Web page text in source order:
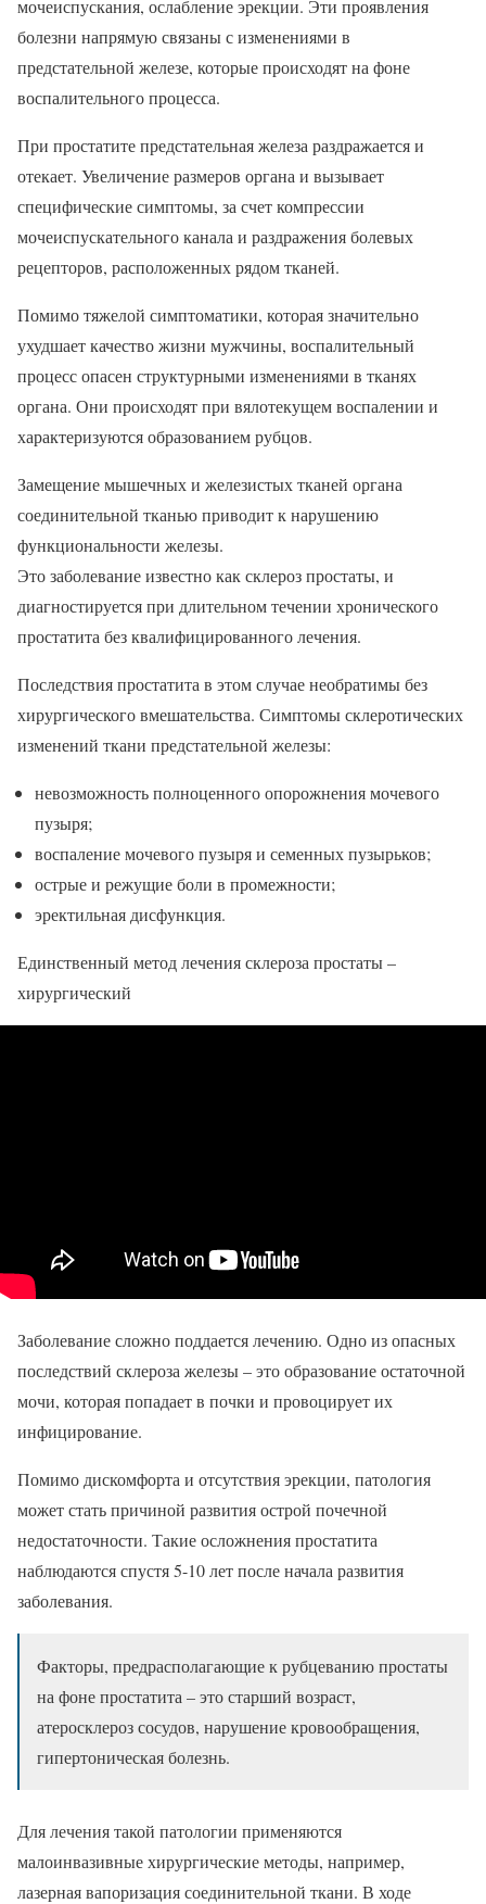
мочеиспускания, ослабление эрекции. Эти проявления
болезни напрямую связаны с изменениями в
предстательной железе, которые происходят на фоне
воспалительного процесса.
При простатите предстательная железа раздражается и
отекает. Увеличение размеров органа и вызывает
специфические симптомы, за счет компрессии
мочеиспускательного канала и раздражения болевых
рецепторов, расположенных рядом тканей.
Помимо тяжелой симптоматики, которая значительно
ухудшает качество жизни мужчины, воспалительный
процесс опасен структурными изменениями в тканях
органа. Они происходят при вялотекущем воспалении и
характеризуются образованием рубцов.
Замещение мышечных и железистых тканей органа
соединительной тканью приводит к нарушению
функциональности железы.
Это заболевание известно как склероз простаты, и
диагностируется при длительном течении хронического
простатита без квалифицированного лечения.
Последствия простатита в этом случае необратимы без
хирургического вмешательства. Симптомы склеротических
изменений ткани предстательной железы:
невозможность полноценного опорожнения мочевого
пузыря;
воспаление мочевого пузыря и семенных пузырьков;
острые и режущие боли в промежности;
эректильная дисфункция.
Единственный метод лечения склероза простаты –
хирургический
Заболевание сложно поддается лечению. Одно из опасных
последствий склероза железы – это образование остаточной
мочи, которая попадает в почки и провоцирует их
инфицирование.
Помимо дискомфорта и отсутствия эрекции, патология
может стать причиной развития острой почечной
недостаточности. Такие осложнения простатита
наблюдаются спустя 5-10 лет после начала развития
заболевания.
Факторы, предрасполагающие к рубцеванию простаты
на фоне простатита – это старший возраст,
атеросклероз сосудов, нарушение кровообращения,
гипертоническая болезнь.
Для лечения такой патологии применяются
малоинвазивные хирургические методы, например,
лазерная вапоризация соединительной ткани. В ходе